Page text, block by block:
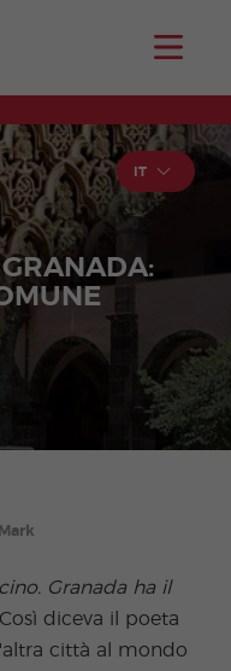
IT
Granada ha il
Così diceva il poeta
città al mondo